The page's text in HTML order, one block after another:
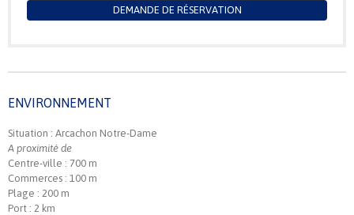
DEMANDE DE RÉSERVATION
ENVIRONNEMENT
Situation : Arcachon Notre-Dame
A proximité de
Centre-ville : 700 m
Commerces : 100 m
Plage : 200 m
Port : 2 km